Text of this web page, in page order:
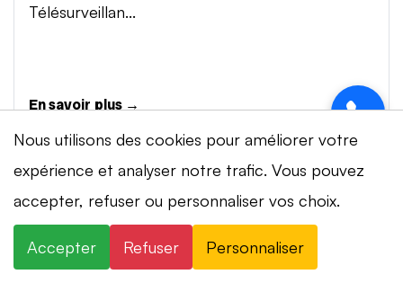
Télésurveillan...
En savoir plus →
Vidéosurveillance à Mont-Tramelan
Installation de systèmes de vidéosurveillance à
{city} : caméras IP 4K, visionnage smartphone,
Nous utilisons des cookies pour améliorer votre
expérience et analyser notre trafic. Vous pouvez
accepter, refuser ou personnaliser vos choix.
Accepter Refuser Personnaliser
⚡ Intervention en 20 min· 24h/24 · 7j/7 ·
Devis gratuit
+41 78 319 32 82
WhatsApp